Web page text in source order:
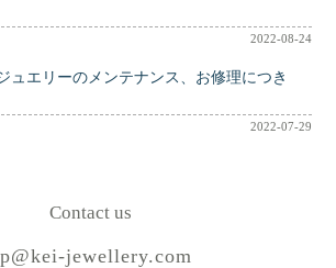
2022-08-24
ュエリーのメンテナンス、お修理につき
2022-07-29
Contact us
jewellery.com